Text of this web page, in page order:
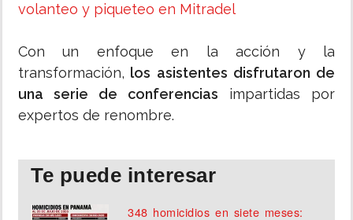
volanteo y piqueteo en Mitradel
Con un enfoque en la acción y la
transformación, los asistentes disfrutaron de
una serie de conferencias impartidas por
expertos de renombre.
Te puede interesar
348 homicidios en siete meses: